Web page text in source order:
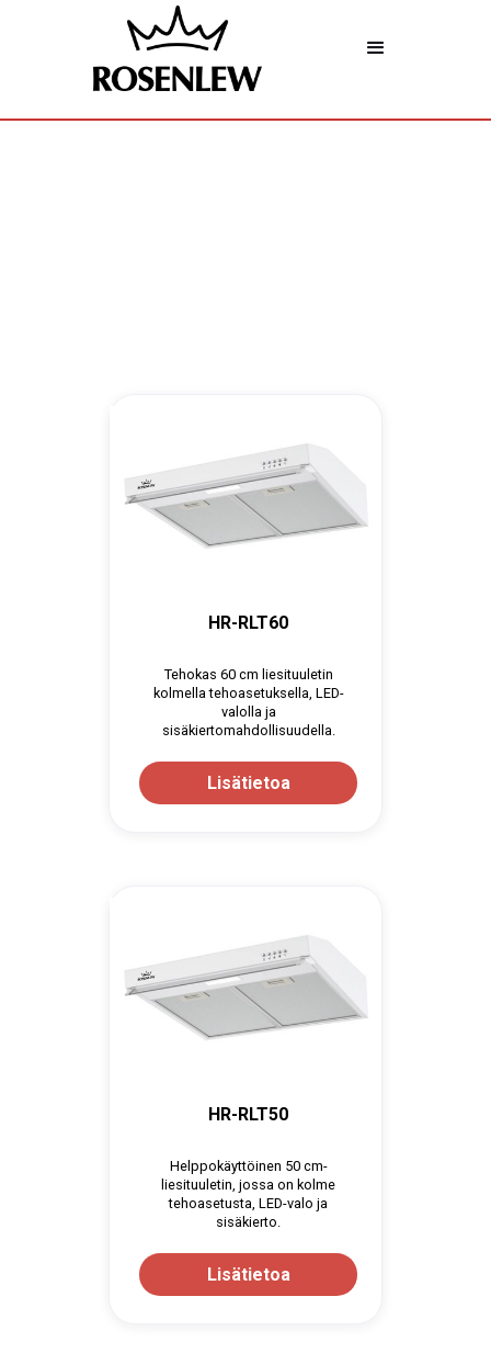
HR-RLT60
Tehokas 60 cm liesituuletin
kolmella tehoasetuksella, LED-
valolla ja
sisäkiertomahdollisuudella.
Lisätietoa
HR-RLT50
Helppokäyttöinen 50 cm-
liesituuletin, jossa on kolme
tehoasetusta, LED-valo ja
sisäkierto.
Lisätietoa